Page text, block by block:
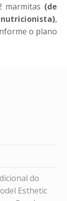
marmitas (de
nutricionista),
o plano
do
Esthetic